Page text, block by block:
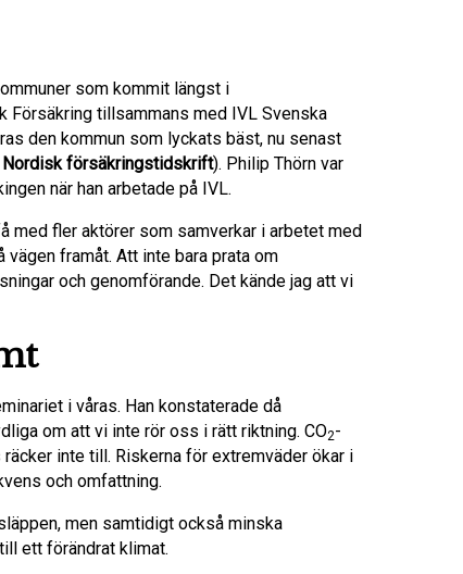
som kommit längst i
Försäkring tillsammans med IVL Svenska
den kommun som lyckats bäst, nu senast
Nordisk försäkringstidskrift). Philip Thörn var
när han arbetade på IVL.
med fler aktörer som samverkar i arbetet med
framåt. Att inte bara prata om
och genomförande. Det kände jag att vi
i våras. Han konstaterade då
om att vi inte rör oss i rätt riktning. CO2-
inte till. Riskerna för extremväder ökar i
och omfattning.
men samtidigt också minska
ett förändrat klimat.